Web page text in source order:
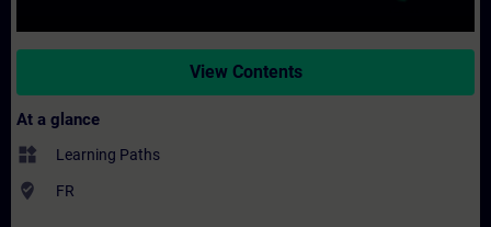
View Contents
At a glance
widgets Learning Paths
where_to_vote FR